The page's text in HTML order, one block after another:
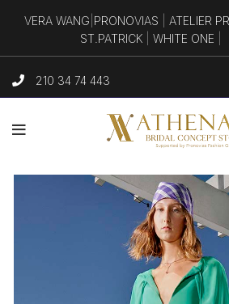
210 34 74 443
VERA WANG PRONOVIAS ATELIER
ST.PATRICK
WHITE ONE